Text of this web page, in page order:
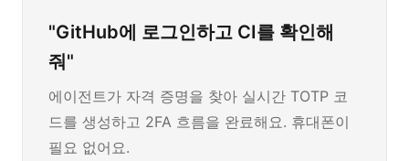
"GitHub에 로그인하고 CI를 확인해
줘"
에이전트가 자격 증명을 찾아 실시간 TOTP 코
드를 생성하고 2FA 흐름을 완료해요. 휴대폰이
필요 없어요.